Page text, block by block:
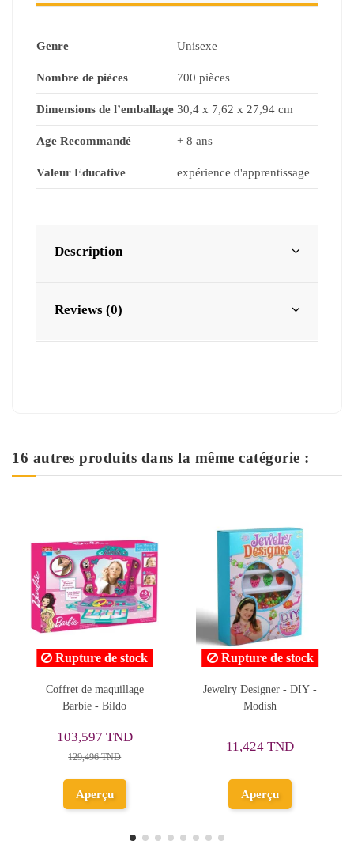
Genre Unisexe
Nombre de pièces 700 pièces
Dimensions de l’emballage 30,4 x 7,62 x 27,94 cm
Age Recommandé + 8 ans
Valeur Educative expérience d'apprentissage
Description
Reviews (0)
16 autres produits dans la même catégorie :
Rupture de stock
Jewelry Designer - DIY -
Modish
11,424 TND
Aperçu
Brosse à Cheveux - Orelia -
Nebulous Stars
Ajouter au
panier